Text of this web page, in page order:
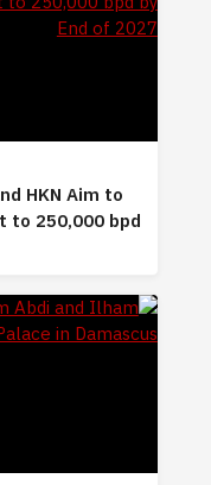
HKN Aim to
to 250,000 bpd